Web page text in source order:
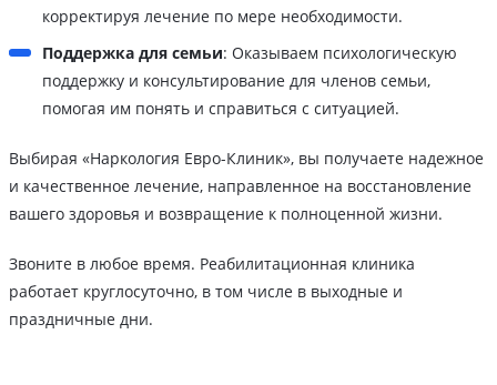
корректируя лечение по мере необходимости.
Поддержка для семьи: Оказываем психологическую
поддержку и консультирование для членов семьи,
помогая им понять и справиться с ситуацией.
Выбирая «Наркология Евро-Клиник», вы получаете надежное
и качественное лечение, направленное на восстановление
вашего здоровья и возвращение к полноценной жизни.
Звоните в любое время. Реабилитационная клиника
работает круглосуточно, в том числе в выходные и
праздничные дни.